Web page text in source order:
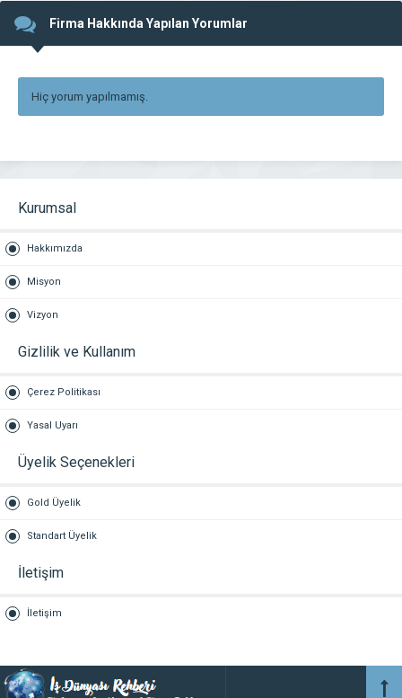
Firma Hakkında Yapılan Yorumlar
Hiç yorum yapılmamış.
Kurumsal
Hakkımızda
Misyon
Vizyon
Gizlilik ve Kullanım
Çerez Politikası
Yasal Uyarı
Üyelik Seçenekleri
Gold Üyelik
Standart Üyelik
İletişim
İletişim